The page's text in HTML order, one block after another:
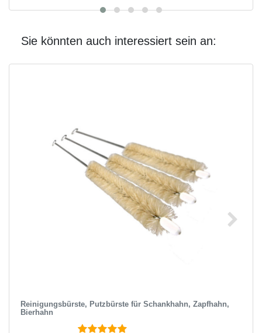
Sie könnten auch interessiert sein an:
Reinigungsbürste, Putzbürste für Schankhahn, Zapfhahn,
Bierhahn